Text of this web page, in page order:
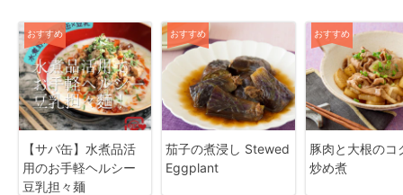
おすすめ
【サバ缶】水煮品活
用のお手軽ヘルシー
豆乳担々麺
おすすめ
茄子の煮浸し Stewed
Eggplant
おすすめ
豚肉と大根のコ
炒め煮